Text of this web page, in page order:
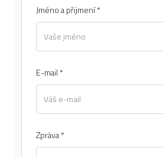
Jméno a přijmení *
E-mail *
Zpráva *